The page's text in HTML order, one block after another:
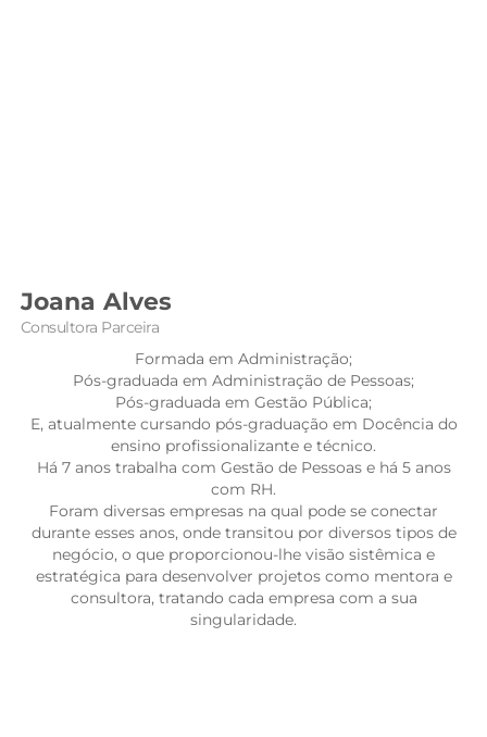
Joana Alves
Consultora Parceira
Formada em Administração;
Pós-graduada em Administração de Pessoas;
Pós-graduada em Gestão Pública;
E, atualmente cursando pós-graduação em Docência do
ensino profissionalizante e técnico.
Há 7 anos trabalha com Gestão de Pessoas e há 5 anos
com RH.
Foram diversas empresas na qual pode se conectar
durante esses anos, onde transitou por diversos tipos de
negócio, o que proporcionou-lhe visão sistêmica e
estratégica para desenvolver projetos como mentora e
consultora, tratando cada empresa com a sua
singularidade.